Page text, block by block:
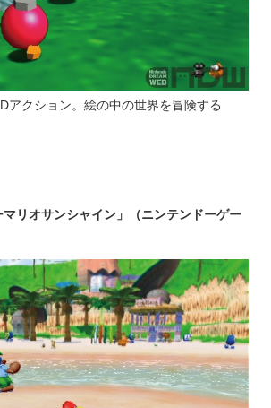
アクション。絵の中の世界を冒険する
リオサンシャイン」（ニンテンドーゲー